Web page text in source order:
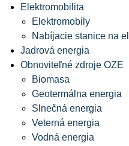
Elektromobilita
Elektromobily
Nabíjacie stanice na
Jadrová energia
Obnoviteľné zdroje OZE
Biomasa
Geotermálna energia
Slnečná energia
Veterná energia
Vodná energia